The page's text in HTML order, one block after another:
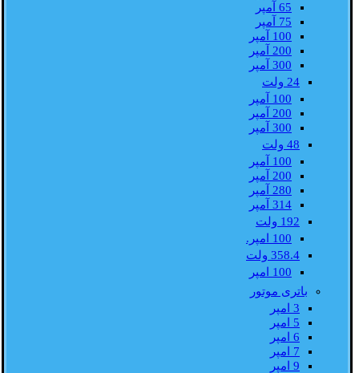
65 آمپر
75 آمپر
100 آمپر
200 آمپر
300 آمپر
24 ولت
100 آمپر
200 آمپر
300 آمپر
48 ولت
100 آمپر
200 آمپر
280 آمپر
314 آمپر
192 ولت
100 امپر.
358.4 ولت
100 امپر
باتری موتور
3 امپر
5 امپر
6 امپر
7 امپر
9 امپر